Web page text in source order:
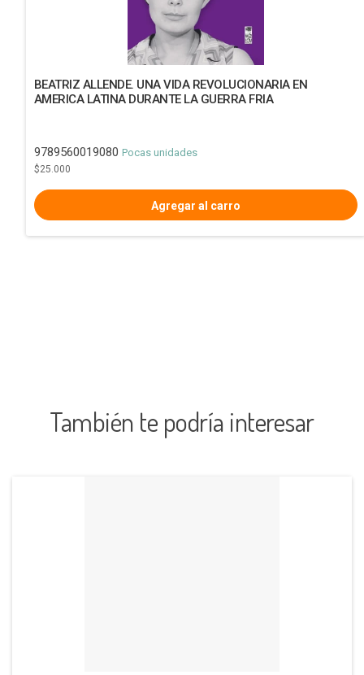
BEATRIZ ALLENDE. UNA VIDA REVOLUCIONARIA EN
AMERICA LATINA DURANTE LA GUERRA FRIA
9789560019080 Pocas unidades
$25.000
También te podría interesar